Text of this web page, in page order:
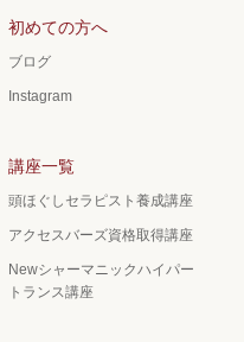
初めての方へ
ブログ
Instagram
講座一覧
頭ほぐしセラピスト養成講座
アクセスバーズ資格取得講座
Newシャーマニックハイパー
トランス講座